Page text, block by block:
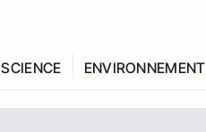
SCIENCE ENVIRONNEMENT